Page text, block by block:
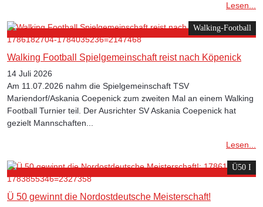
Lesen...
Walking-Football
Walking Football Spielgemeinschaft reist nach Köpenick
14 Juli 2026
Am 11.07.2026 nahm die Spielgemeinschaft TSV
Mariendorf/Askania Coepenick zum zweiten Mal an einem Walking
Football Turnier teil. Der Ausrichter SV Askania Coepenick hat
gezielt Mannschaften...
Lesen...
Ü50 I
Ü 50 gewinnt die Nordostdeutsche Meisterschaft!